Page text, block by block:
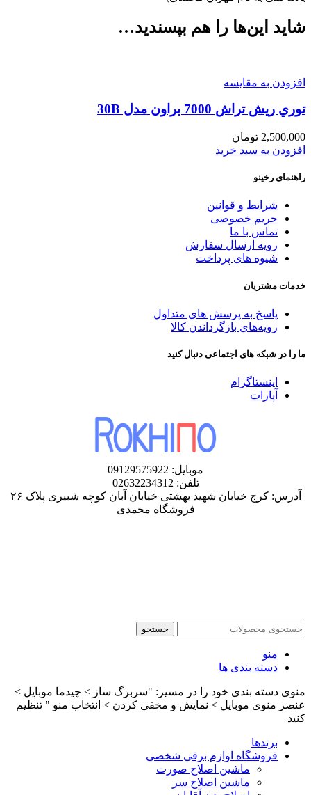
شاید این‌ها را هم بپسندید…
افزودن به مقایسه
توري ریش تراش 7000 براون مدل 30B
2,500,000 تومان
افزودن به سبد خرید
راهنمای رخینو
شرایط و قوانین
حریم خصوصی
تماس با ما
رویه ارسال سفارش
شیوه های پرداخت
خدمات مشتریان
پاسخ به پرسش های متداول
رویه‌های بازگرداندن کالا
ما را در شبکه های اجتماعی دنبال کنید
اینستاگرام
آپارات
موبایل: 09129575922
تلفن: 02632234312
آدرس: کرج خیابان شهید بهشتی خیابان آبان کوچه شبیری پلاک ۲۶
فروشگاه محمدی
جستجو
منو
دسته بندی ها
منوی دسته بندی خود را در مسیر: "سربرگ ساز > چیدما موبایل >
عنصر منوی موبایل > نمایش و مخفی کردن > انتخاب منو " تنظیم
کنید
برندها
فروشگاه اوازم برقی شخصی
ماشین اصلاح صورت
ماشین اصلاح سر